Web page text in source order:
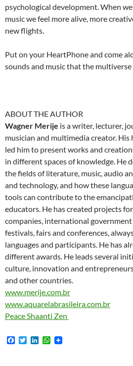
psychological development. When
music we feel more alive, more
new flights.
Put on your HeartPhone and come
sounds and music that the multiverse
ABOUT THE AUTHOR
Wagner Merije is a writer, lecturer,
musician and multimedia creator.
led him to present works and
in different spaces of knowledge. He
the fields of literature, music, audio
and technology, and how these
tools can contribute to the
educators. He has created projects
companies, international government
festivals, fairs and conferences,
languages and participants. He has
different awards. He leads several
culture, innovation and
and other countries.
www.merije.com.br
www.aquarelabrasileira.com.br
Peace Shaanti Zen
F
T
W